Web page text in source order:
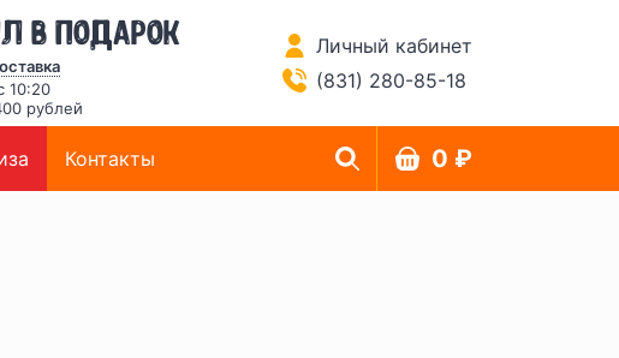
в подарок
10:20
рублей
Личный кабинет
(831) 280-85-18
Контакты 0 ₽